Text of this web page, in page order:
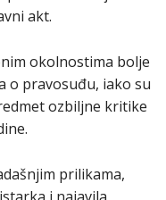
akt.
okolnostima bolje
o pravosuđu, iako su
ozbiljne kritike
prilikama,
i najavila,